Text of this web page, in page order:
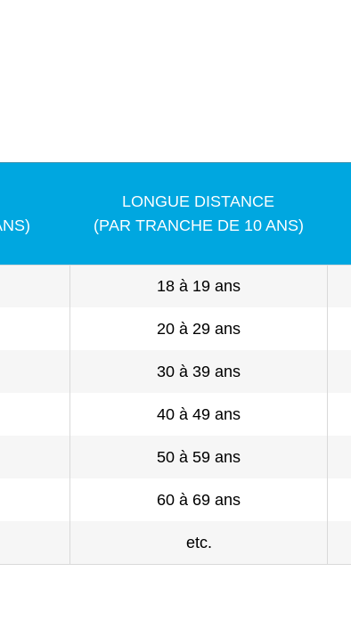
LONGUE DISTANCE
(PAR TRANCHE DE 10 ANS)
18 à 19 ans
20 à 29 ans
30 à 39 ans
40 à 49 ans
50 à 59 ans
60 à 69 ans
etc.